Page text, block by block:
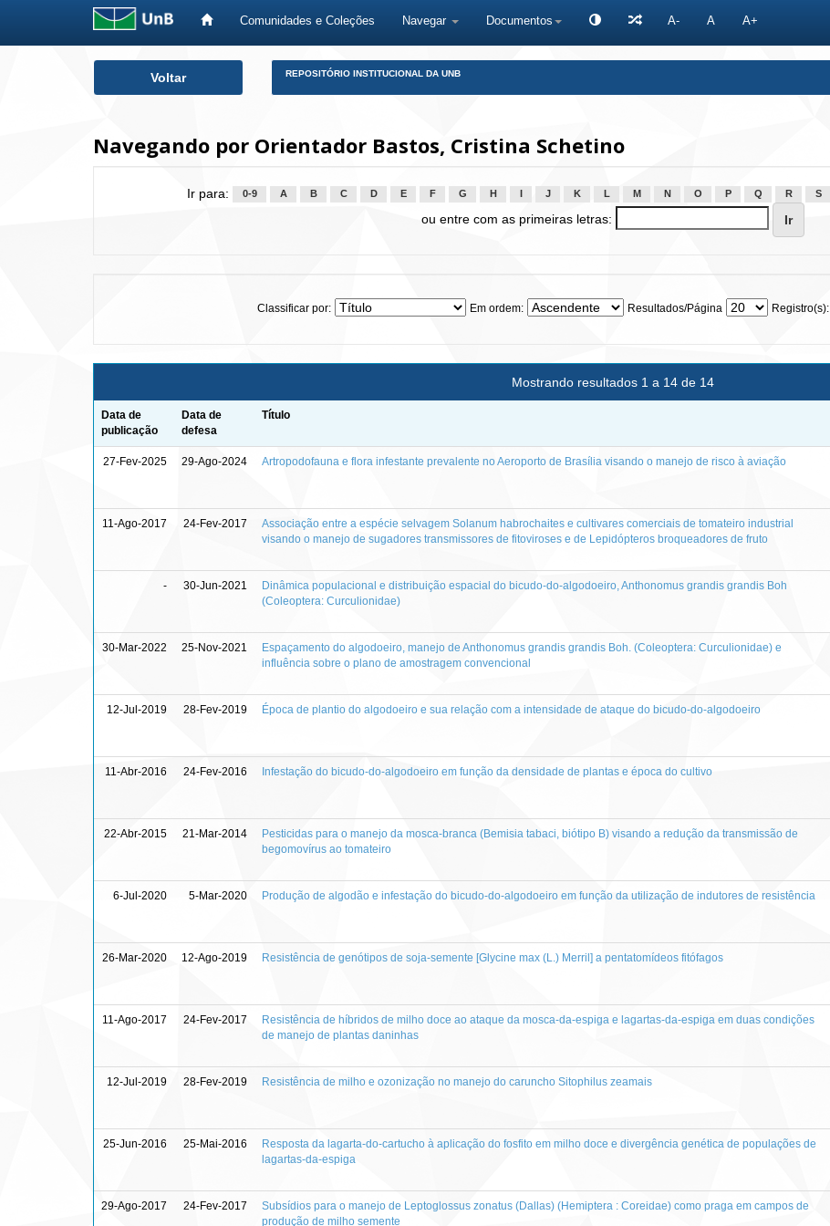
Comunidades e Coleções Navegar Documentos A- A A+
Voltar REPOSITÓRIO INSTITUCIONAL DA UNB
Navegando por Orientador Bastos, Cristina Schetino
Ir para: 0-9 A B C D E F G H J K L M N O P Q R S
ou entre com as primeiras letras:
Classificar por: Em ordem: Resultados/Página Registro(s):
Mostrando resultados 1 a 14 de 14
Data de
publicação
Data de
defesa
Título
27-Fev-2025 29-Ago-2024 Artropodofauna e flora infestante prevalente no Aeroporto de Brasília visando o manejo de risco à aviação
11-Ago-2017 24-Fev-2017
Associação entre a espécie selvagem Solanum habrochaites e cultivares comerciais de tomateiro industrial
visando o manejo de sugadores transmissores de fitoviroses e de Lepidópteros broqueadores de fruto
- 30-Jun-2021
Dinâmica populacional e distribuição espacial do bicudo-do-algodoeiro, Anthonomus grandis grandis Boh
(Coleoptera: Curculionidae)
30-Mar-2022 25-Nov-2021
Espaçamento do algodoeiro, manejo de Anthonomus grandis grandis Boh. (Coleoptera: Curculionidae) e
influência sobre o plano de amostragem convencional
12-Jul-2019 28-Fev-2019 Época de plantio do algodoeiro e sua relação com a intensidade de ataque do bicudo-do-algodoeiro
11-Abr-2016 24-Fev-2016 Infestação do bicudo-do-algodoeiro em função da densidade de plantas e época do cultivo
22-Abr-2015 21-Mar-2014
Pesticidas para o manejo da mosca-branca (Bemisia tabaci, biótipo B) visando a redução da transmissão de
begomovírus ao tomateiro
6-Jul-2020 5-Mar-2020 Produção de algodão e infestação do bicudo-do-algodoeiro em função da utilização de indutores de resistência
26-Mar-2020 12-Ago-2019 Resistência de genótipos de soja-semente [Glycine max (L.) Merril] a pentatomídeos fitófagos
11-Ago-2017 24-Fev-2017
Resistência de híbridos de milho doce ao ataque da mosca-da-espiga e lagartas-da-espiga em duas condições
de manejo de plantas daninhas
12-Jul-2019 28-Fev-2019 Resistência de milho e ozonização no manejo do caruncho Sitophilus zeamais
25-Jun-2016 25-Mai-2016
Resposta da lagarta-do-cartucho à aplicação do fosfito em milho doce e divergência genética de populações de
lagartas-da-espiga
29-Ago-2017 24-Fev-2017
Subsídios para o manejo de Leptoglossus zonatus (Dallas) (Hemiptera : Coreidae) como praga em campos de
produção de milho semente